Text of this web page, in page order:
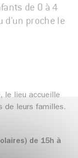
de 0 à 4
d'un proche le
le lieu accueille
de leurs familles.
de 15h à